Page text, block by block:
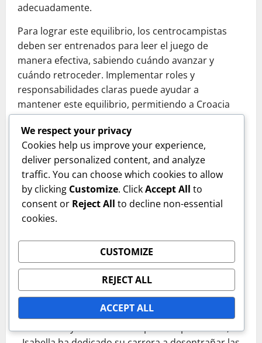
adecuadamente.
Para lograr este equilibrio, los centrocampistas
deben ser entrenados para leer el juego de
manera efectiva, sabiendo cuándo avanzar y
cuándo retroceder. Implementar roles y
responsabilidades claras puede ayudar a
mantener este equilibrio, permitiendo a Croacia
aprovechar su fuerza en el centro del campo
mientras se mantiene defensivamente sólido.
ABOUT THE AUTHOR
Isabella Grant
Author
Analista y escritora de deportes apasionada,
We respect your privacy
Cookies help us improve your experience,
deliver personalized content, and analyze
traffic. You can choose which cookies to allow
by clicking Customize. ClickAccept All to
consent or Reject All to decline non-essential
cookies.
CUSTOMIZE
REJECT ALL
ACCEPT ALL